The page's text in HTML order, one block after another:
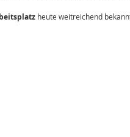
heute weitreichend